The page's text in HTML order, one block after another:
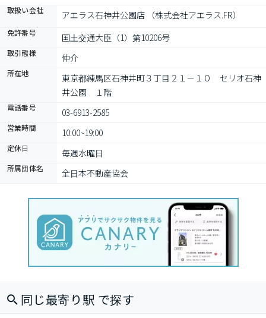
取扱い会社 アエラス石神井公園店 （株式会社アエラス.FR）
免許番号 国土交通大臣（1）第10206号
取引態様 仲介
所在地
東京都練馬区石神井町３丁目２１－１０　セリオ石神
井公園　１階
電話番号 03-6913-2585
営業時間 10:00~19:00
定休日 毎週水曜日
所属団体名 全日本不動産協会
同じ最寄り駅 で探す